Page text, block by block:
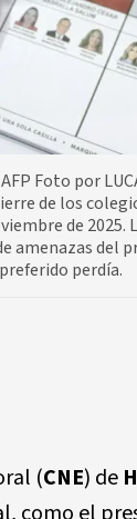
Foto por
de los
de
amenazas del
perdía.
(CNE) de